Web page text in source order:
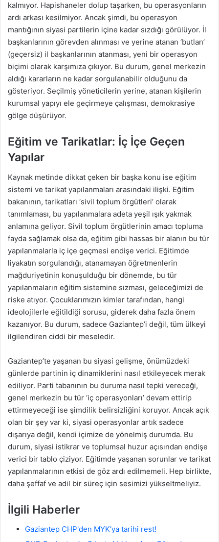
kalmıyor. Hapishaneler dolup taşarken, bu operasyonların
ardı arkası kesilmiyor. Ancak şimdi, bu operasyon
mantığının siyasi partilerin içine kadar sızdığı görülüyor. İl
başkanlarının görevden alınması ve yerine atanan ‘butlan’
(geçersiz) il başkanlarının atanması, yeni bir operasyon
biçimi olarak karşımıza çıkıyor. Bu durum, genel merkezin
aldığı kararların ne kadar sorgulanabilir olduğunu da
gösteriyor. Seçilmiş yöneticilerin yerine, atanan kişilerin
kurumsal yapıyı ele geçirmeye çalışması, demokrasiye
gölge düşürüyor.
Eğitim ve Tarikatlar: İç İçe Geçen
Yapılar
Kaynak metinde dikkat çeken bir başka konu ise eğitim
sistemi ve tarikat yapılanmaları arasındaki ilişki. Eğitim
bakanının, tarikatları ‘sivil toplum örgütleri’ olarak
tanımlaması, bu yapılanmalara adeta yeşil ışık yakmak
anlamına geliyor. Sivil toplum örgütlerinin amacı topluma
fayda sağlamak olsa da, eğitim gibi hassas bir alanın bu tür
yapılanmalarla iç içe geçmesi endişe verici. Eğitimde
liyakatın sorgulandığı, atanamayan öğretmenlerin
mağduriyetinin konuşulduğu bir dönemde, bu tür
yapılanmaların eğitim sistemine sızması, geleceğimizi de
riske atıyor. Çocuklarımızın kimler tarafından, hangi
ideolojilerle eğitildiği sorusu, giderek daha fazla önem
kazanıyor. Bu durum, sadece Gaziantep’i değil, tüm ülkeyi
ilgilendiren ciddi bir meseledir.
Gaziantep’te yaşanan bu siyasi gelişme, önümüzdeki
günlerde partinin iç dinamiklerini nasıl etkileyecek merak
ediliyor. Parti tabanının bu duruma nasıl tepki vereceği,
genel merkezin bu tür ‘iç operasyonları’ devam ettirip
ettirmeyeceği ise şimdilik belirsizliğini koruyor. Ancak açık
olan bir şey var ki, siyasi operasyonlar artık sadece
dışarıya değil, kendi içimize de yönelmiş durumda. Bu
durum, siyasi istikrar ve toplumsal huzur açısından endişe
verici bir tablo çiziyor. Eğitimde yaşanan sorunlar ve tarikat
yapılanmalarının etkisi de göz ardı edilmemeli. Hep birlikte,
daha şeffaf ve adil bir süreç için sesimizi yükseltmeliyiz.
İlgili Haberler
Gaziantep CHP'den MYK'ya tarihi rest!